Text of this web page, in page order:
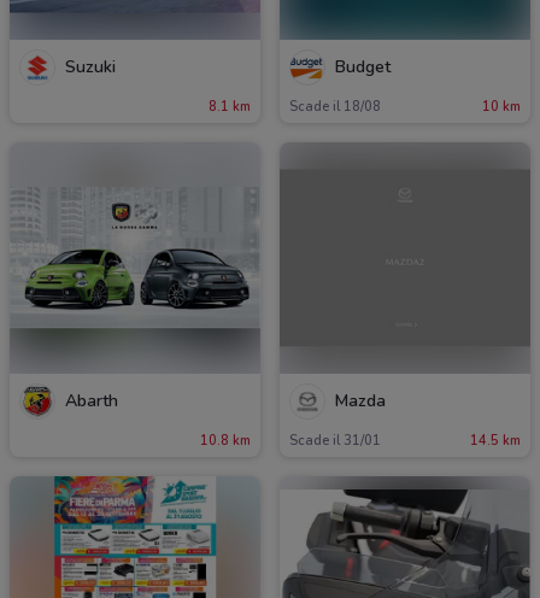
Suzuki
8.1 km
Budget
Scade il 18/08 10 km
Abarth
10.8 km
Mazda
Scade il 31/01 14.5 km